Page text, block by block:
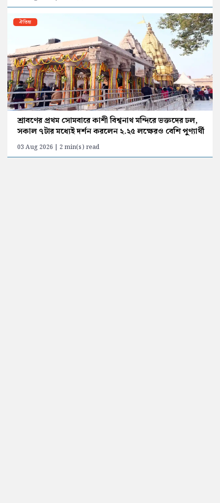
ঐতিহ্য
শ্রাবণের প্রথম সোমবারে কাশী বিশ্বনাথ মন্দিরে ভক্তদের ঢল,
সকাল ৭টার মধ্যেই দর্শন করলেন ২.২৫ লক্ষেরও বেশি পুণ্যার্থী
03 Aug 2026 | 2 min(s) read